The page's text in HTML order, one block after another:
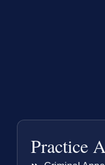
Practice